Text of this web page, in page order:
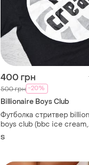
400 грн
500 грн -20%
Billionaire Boys Club
Футболка стритвер
boys club (bbc ice cream,
stussy)
S